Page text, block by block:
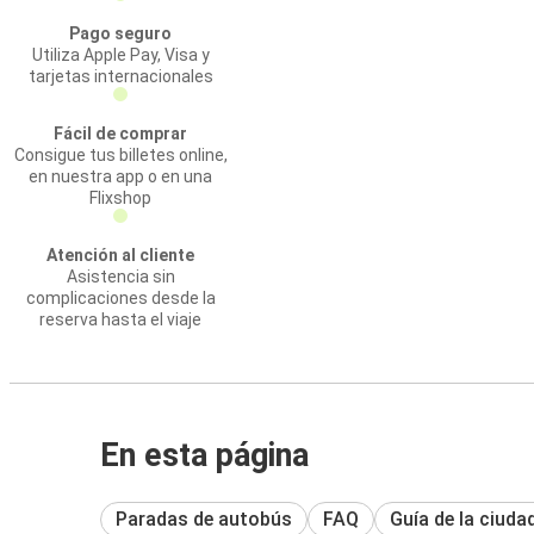
Pago seguro
Utiliza Apple Pay, Visa y
tarjetas internacionales
Fácil de comprar
Consigue tus billetes online,
en nuestra app o en una
Flixshop
Atención al cliente
Asistencia sin
complicaciones desde la
reserva hasta el viaje
En esta página
Paradas de autobús FAQ Guía de la